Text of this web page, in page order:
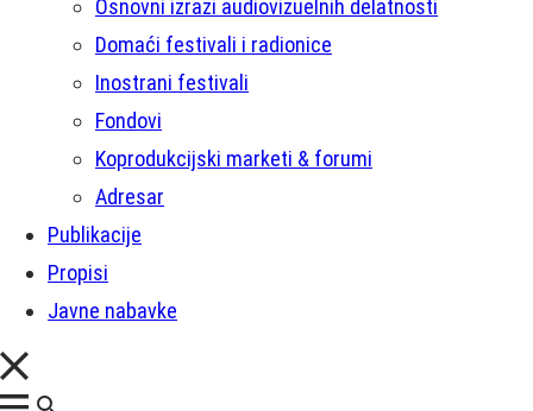
Osnovni izrazi audiovizuelnih delatnosti
Domaći festivali i radionice
Inostrani festivali
Fondovi
Koprodukcijski marketi & forumi
Adresar
Publikacije
Propisi
Javne nabavke